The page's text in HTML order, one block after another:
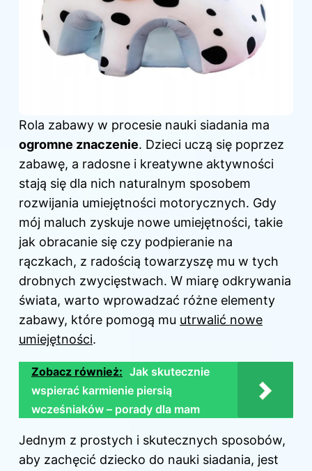
Rola zabawy w procesie nauki siadania ma
ogromne znaczenie. Dzieci uczą się poprzez
zabawę, a radosne i kreatywne aktywności
stają się dla nich naturalnym sposobem
rozwijania umiejętności motorycznych. Gdy
mój maluch zyskuje nowe umiejętności, takie
jak obracanie się czy podpieranie na
rączkach, z radością towarzyszę mu w tych
drobnych zwycięstwach. W miarę odkrywania
świata, warto wprowadzać różne elementy
zabawy, które pomogą mu utrwalić nowe
umiejętności.
Zobacz również: Jak skutecznie
wspierać karmienie piersią
wcześniaków – porady dla mam
Jednym z prostych i skutecznych sposobów,
aby zachęcić dziecko do nauki siadania, jest